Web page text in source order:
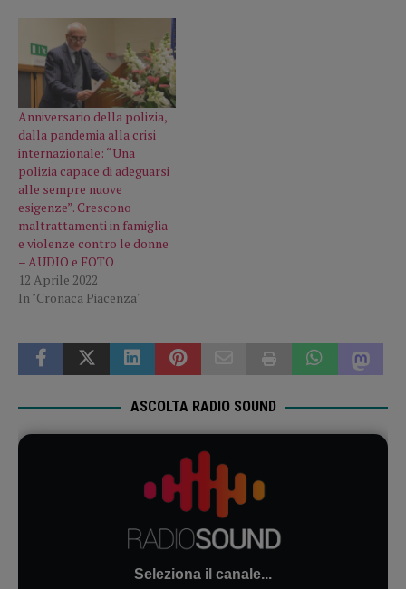
Anniversario della polizia,
dalla pandemia alla crisi
internazionale: “Una
polizia capace di adeguarsi
alle sempre nuove
esigenze”. Crescono
maltrattamenti in famiglia
e violenze contro le donne
– AUDIO e FOTO
12 Aprile 2022
In "Cronaca Piacenza"
ASCOLTA RADIO SOUND
Seleziona il canale...